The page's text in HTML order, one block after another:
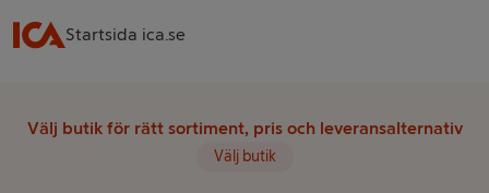
Startsida ica.se
Välj butik för rätt sortiment, pris och leveransalternativ
Välj butik